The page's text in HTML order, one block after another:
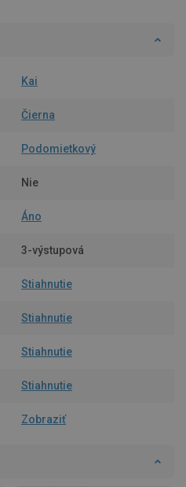
Kai
Čierna
Podomietkový
Nie
Áno
3-výstupová
Stiahnutie
Stiahnutie
Stiahnutie
Stiahnutie
Zobraziť